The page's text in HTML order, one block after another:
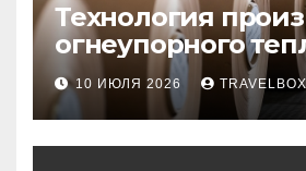
Технология
огнеупорного
картона из
волокна
10 ИЮЛЯ 2026